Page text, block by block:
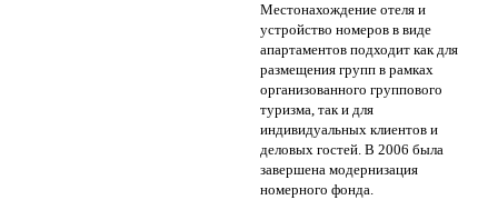
Местонахождение отеля и
устройство номеров в виде
апартаментов подходит как для
размещения групп в рамках
организованного группового
туризма, так и для
индивидуальных клиентов и
деловых гостей. В 2006 была
завершена модернизация
номерного фонда.